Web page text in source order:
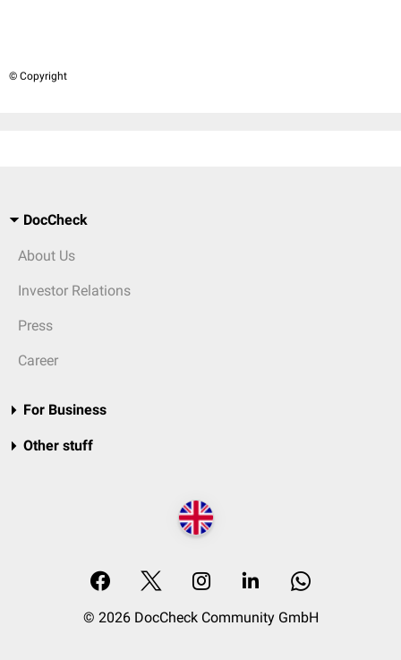
© Copyright
DocCheck
About Us
Investor Relations
Press
Career
For Business
Other stuff
© 2026 DocCheck Community GmbH